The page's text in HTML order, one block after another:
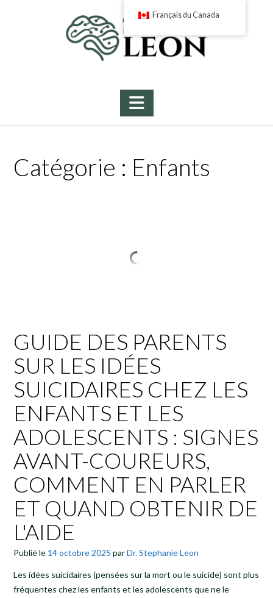
Catégorie : Enfants
GUIDE DES PARENTS
SUR LES IDÉES
SUICIDAIRES CHEZ LES
ENFANTS ET LES
ADOLESCENTS : SIGNES
AVANT-COUREURS,
COMMENT EN PARLER
ET QUAND OBTENIR DE
L'AIDE
Publié le 14 octobre 2025 parDr. Stephanie Leon
Les idées suicidaires (pensées sur la mort ou le suicide) sont plus
fréquentes chez les enfants et les adolescents que ne le
Français du Canada